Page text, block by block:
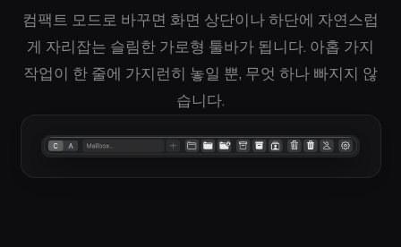
컴팩트 모드로 바꾸면 화면 상단이나 하단에 자연스럽
게 자리잡는 슬림한 가로형 툴바가 됩니다. 아홉 가지
작업이 한 줄에 가지런히 놓일 뿐, 무엇 하나 빠지지 않
습니다.